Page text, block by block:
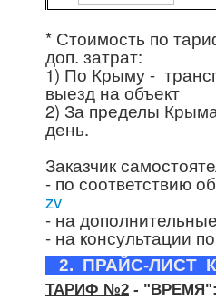
* Стоимость по
доп. затрат:
1) По Крыму -
выезд на объект
2) За пределы
день.
Заказчик
- по соответствию
zv
- на
- на консультации
2. ПРАЙС-ЛИСТ
ТАРИФ №2 -